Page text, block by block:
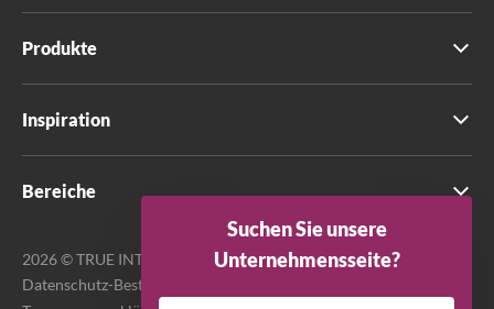
Produkte
Inspiration
Bereiche
2026 © TRUE INTERNATIONAL GmbH. Alle Rechte vorbehalten.
Datenschutz-Bestimmungen
Suchen Sie unsere
Unternehmensseite?